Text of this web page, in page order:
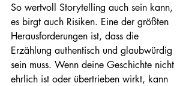
So wertvoll Storytelling auch sein kann,
es birgt auch Risiken. Eine der größten
Herausforderungen ist, dass die
Erzählung authentisch und glaubwürdig
sein muss. Wenn deine Geschichte nicht
ehrlich ist oder übertrieben wirkt, kann